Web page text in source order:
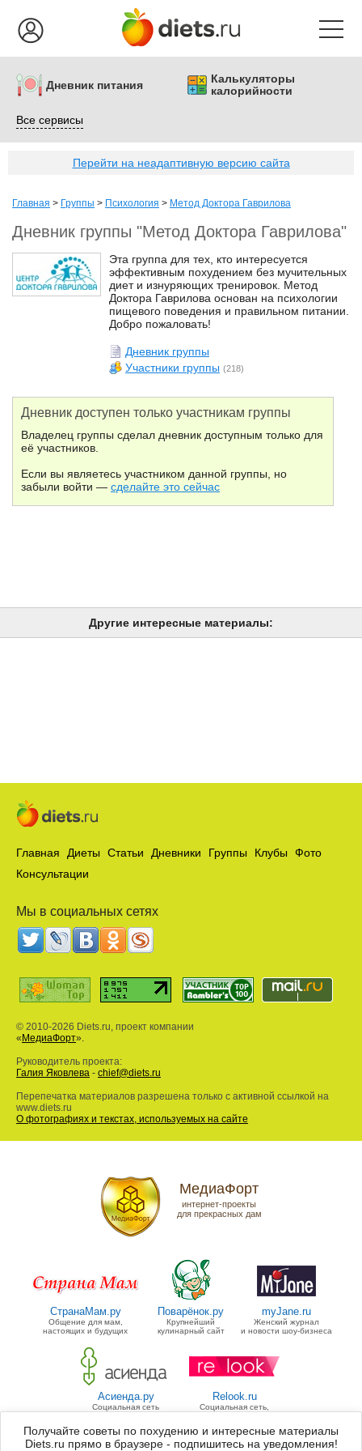
Дневник питания
Калькуляторы
калорийности
Все сервисы
Перейти на неадаптивную версию сайта
Главная > Группы > Психология > Метод Доктора Гаврилова
Дневник группы "Метод Доктора Гаврилова"
Эта группа для тех, кто интересуется
эффективным похудением без мучительных
диет и изнуряющих тренировок. Метод
Доктора Гаврилова основан на психологии
пищевого поведения и правильном питании.
Добро пожаловать!
Дневник группы
Участники группы (218)
Дневник доступен только участникам группы
Владелец группы сделал дневник доступным только для
её участников.
Если вы являетесь участником данной группы, но
забыли войти — сделайте это сейчас
Другие интересные материалы:
Главная Диеты Статьи Дневники Группы Клубы
Фото
Консультации
Мы в социальных сетях
© 2010-2026 Diets.ru, проект компании
« МедиаФорт».
Руководитель проекта:
Галия Яковлева - chief@diets.ru
Перепечатка материалов разрешена только с активной ссылкой на
www.diets.ru
О фотографиях и текстах, используемых на сайте
МедиаФорт
интернет-проекты
для прекрасных дам
СтранаМам.ру
Общение для мам,
настоящих и будущих
Поварёнок.ру
Крупнейший
кулинарный сайт
myJane.ru
Женский журнал
и новости шоу-бизнеса
Асиенда.ру
Социальная сеть
Relook.ru
Социальная сеть,
Получайте советы по похудению и интересные материалы
Diets.ru прямо в браузере - подпишитесь на уведомления!